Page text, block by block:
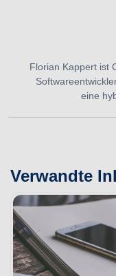
Florian Kappert ist
eine
Verwandte